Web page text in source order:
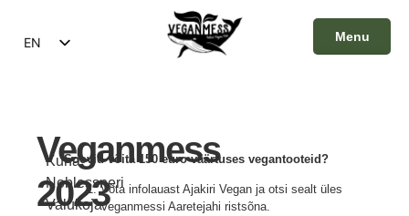
Menu
EN
Veganmess
2023
Kuna
Noblessneri
Valukoja
Soovid võita 150 euro väärtuses vegantooteid?
Võta infolauast Ajakiri Vegan ja otsi sealt üles
Veganmessi Aaretejahi ristsõna.